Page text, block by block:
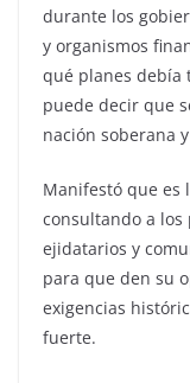
durante los
y organismos
qué planes debía
puede decir que
nación soberana
Manifestó que es
consultando a los
ejidatarios y
para que den su
exigencias
fuerte.